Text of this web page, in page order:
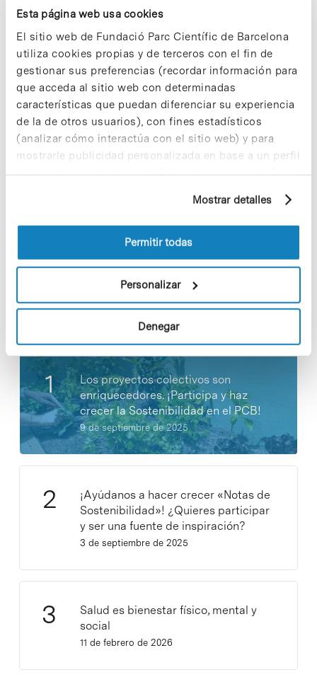
Esta página web usa cookies
El sitio web de Fundació Parc Científic de Barcelona
utiliza cookies propias y de terceros con el fin de
gestionar sus preferencias (recordar información para
que acceda al sitio web con determinadas
características que puedan diferenciar su experiencia
de la de otros usuarios), con fines estadísticos
(analizar cómo interactúa con el sitio web) y para
mostrarle publicidad personalizada en base a un perfil
elaborado a partir de sus hábitos de navegación (por
información sobre las cookies puede consultar
la Política de cookies del sitio web.
Mostrar detalles
Permitir todas
Personalizar
Denegar
una financiación de más 7 millones de euros
dentro del marco del programa Future and
Emerging Technologies (FET).
»Enlace a la noticia [+]
Noticias más vistas
Los proyectos colectivos son
enriquecedores. ¡Participa y haz
crecer la Sostenibilidad en el PCB!
9 de septiembre de 2025
¡Ayúdanos a hacer crecer «Notas de
Sostenibilidad»! ¿Quieres participar
y ser una fuente de inspiración?
3 de septiembre de 2025
Salud es bienestar físico, mental y
social
11 de febrero de 2026